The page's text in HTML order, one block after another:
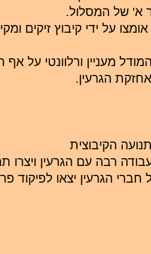
א' של המסלול.
על ידי קיבוץ זיקים
מעניין ורלוונטי על
הגרעין.
הקיבוצית
רבה עם הגרעין ויצרו
הגרעין יצאו לפיקוד